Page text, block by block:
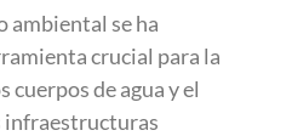
ambiental se ha
crucial para la
cuerpos de agua y el
infraestructuras